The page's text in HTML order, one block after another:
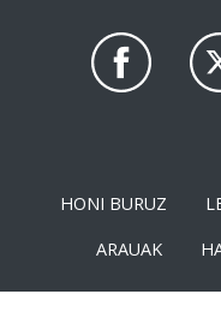
HONI BURUZ
ARAUAK